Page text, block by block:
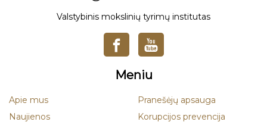
Valstybinis mokslinių tyrimų institutas
Meniu
Apie mus
Naujienos
Pranešėjų apsauga
Korupcijos prevencija